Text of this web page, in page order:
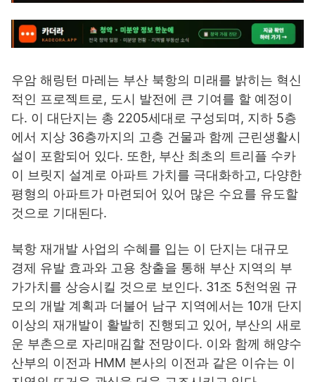
우암 해링턴 마레는 부산 북항의 미래를 밝히는 혁신
적인 프로젝트로, 도시 발전에 큰 기여를 할 예정이
다. 이 대단지는 총 2205세대로 구성되며, 지하 5층
에서 지상 36층까지의 고층 건물과 함께 근린생활시
설이 포함되어 있다. 또한, 부산 최초의 트리플 수카
이 브릿지 설계로 아파트 가치를 극대화하고, 다양한
평형의 아파트가 마련되어 있어 많은 수요를 유도할
것으로 기대된다.
북항 재개발 사업의 수혜를 입는 이 단지는 대규모
경제 유발 효과와 고용 창출을 통해 부산 지역의 부
가가치를 상승시킬 것으로 보인다. 31조 5천억원 규
모의 개발 계획과 더불어 남구 지역에서는 10개 단지
이상의 재개발이 활발히 진행되고 있어, 부산의 새로
운 부촌으로 자리매김할 전망이다. 이와 함께 해양수
산부의 이전과 HMM 본사의 이전과 같은 이슈는 이